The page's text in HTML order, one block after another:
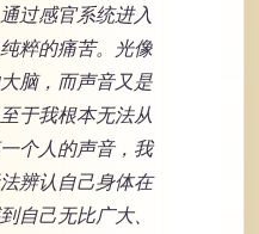
过感官系统进入
粹的痛苦。光像
脑，而声音又是
于我根本无法从
个人的声音，我
辨认自己身体在
自己无比广大、